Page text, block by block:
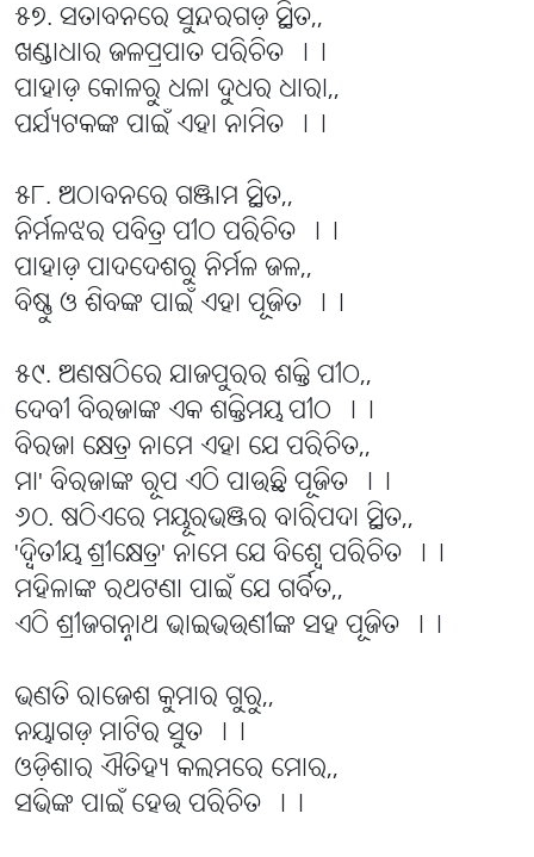
୫୭. ସତାବନରେ ସୁନ୍ଦରଗଡ଼ ସ୍ଥିତ,,
ଖଣ୍ଡାଧାର ଜଳପ୍ରପାତ ପରିଚିତ ।।
ପାହାଡ଼ କୋଳରୁ ଧଳା ଦୁଧର ଧାରା,,
ପର୍ଯ୍ୟଟକଙ୍କ ପାଇଁ ଏହା ନାମିତ ।।
୫୮. ଅଠାବନରେ ଗଞ୍ଜାମ ସ୍ଥିତ,,
ନିର୍ମଳଝର ପବିତ୍ର ପୀଠ ପରିଚିତ ।।
ପାହାଡ଼ ପାଦଦେଶରୁ ନିର୍ମଳ ଜଳ,,
ବିଷ୍ଣୁ ଓ ଶିବଙ୍କ ପାଇଁ ଏହା ପୂଜିତ ।।
୫୯. ଅଣଷଠିରେ ଯାଜପୁରର ଶକ୍ତି ପୀଠ,,
ଦେବୀ ବିରଜାଙ୍କ ଏକ ଶକ୍ତିମୟ ପୀଠ ।।
ବିରଜା କ୍ଷେତ୍ର ନାମେ ଏହା ଯେ ପରିଚିତ,,
ମା' ବିରଜାଙ୍କ ରୂପ ଏଠି ପାଉଛି ପୂଜିତ ।।
୬୦. ଷଠିଏରେ ମୟୂରଭଞ୍ଜର ବାରିପଦା ସ୍ଥିତ,,
'ଦ୍ବିତୀୟ ଶ୍ରୀକ୍ଷେତ୍ର' ନାମେ ଯେ ବିଶ୍ବେ ପରିଚିତ ।।
ମହିଳାଙ୍କ ରଥଟଣା ପାଇଁ ଯେ ଗର୍ବିତ,,
ଏଠି ଶ୍ରୀଜଗନ୍ନାଥ ଭାଇଭଉଣୀଙ୍କ ସହ ପୂଜିତ ।।
ଭଣତି ରାଜେଶ କୁମାର ଗୁରୁ,,
ନୟାଗଡ଼ ମାଟିର ସୁତ ।।
ଓଡ଼ିଶାର ଐତିହ୍ୟ କଲମରେ ମୋର,,
ସଭିଙ୍କ ପାଇଁ ହେଉ ପରିଚିତ ।।